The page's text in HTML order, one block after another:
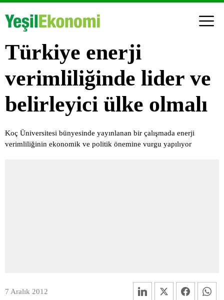
Türkiye enerji
verimliliğinde lider ve
belirleyici ülke olmalı
Koç Üniversitesi bünyesinde yayınlanan bir çalışmada enerji
verimliliğinin ekonomik ve politik önemine vurgu yapılıyor
7 Aralık 2012